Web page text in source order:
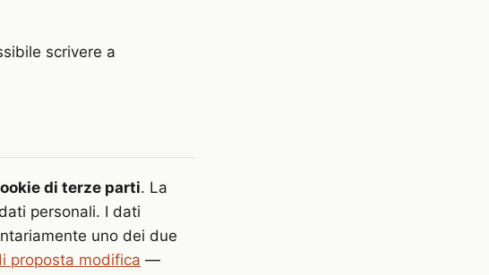
scrivere a
di terze parti. La
personali. I dati
uno dei due
proposta modifica —